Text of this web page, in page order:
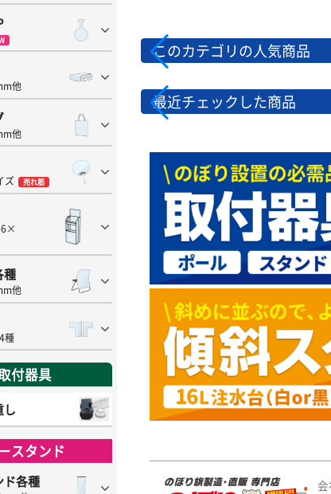
他
他
ズ 売れ筋
種
他
種
付器具
し
スタンド
ド各種
このカテゴリの人気商品
最近チェックした商品
●